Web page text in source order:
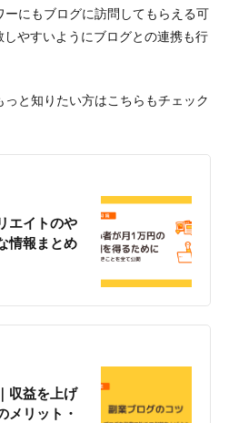
にもブログに訪問してもらえる可
やすいようにブログとの連携も行
と知りたい方はこちらもチェック
エイトのや
情報まとめ
収益を上げ
メリット・